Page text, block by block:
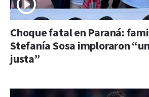
Choque fatal en Paraná:
Stefanía Sosa imploraron
justa”